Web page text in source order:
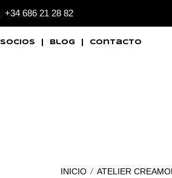
+34 686 21 28 82
Socios Blog Contacto
INICIO / ATELIER